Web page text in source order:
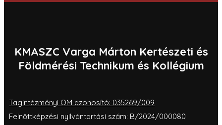
KMASZC Varga Márton Kertészeti és
Földmérési Technikum és Kollégium
Tagintézményi OM azonosító: 035269/009
Felnőttképzési nyilvántartási szám: B/2024/000080